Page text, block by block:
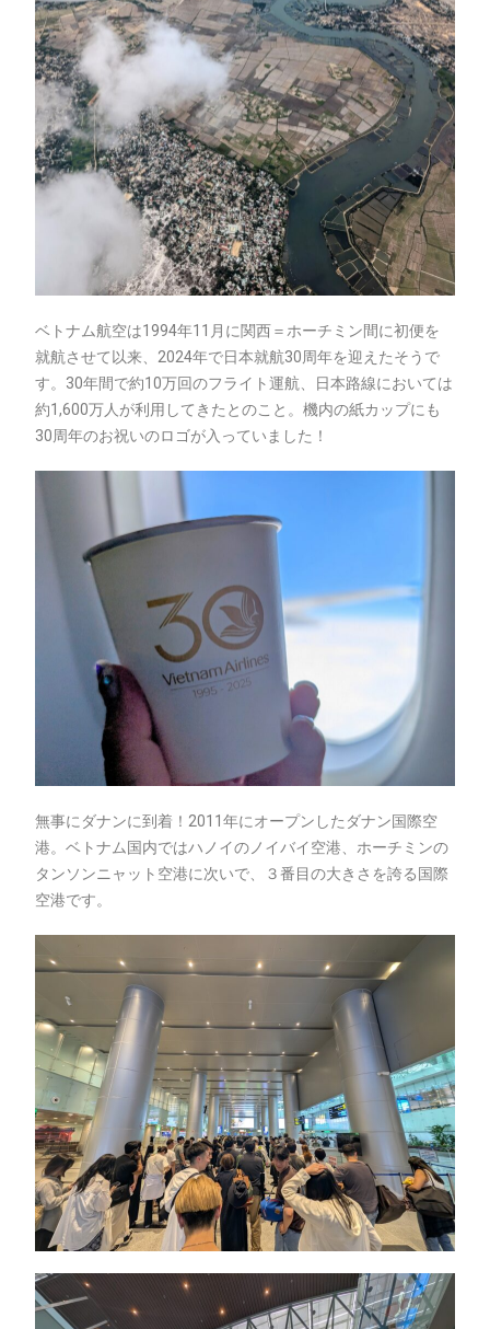
ベトナム航空は1994年11月に関西＝ホーチミン間に初便を
就航させて以来、2024年で日本就航30周年を迎えたそうで
す。30年間で約10万回のフライト運航、日本路線においては
約1,600万人が利用してきたとのこと。機内の紙カップにも
30周年のお祝いのロゴが入っていました！
無事にダナンに到着！2011年にオープンしたダナン国際空
港。ベトナム国内ではハノイのノイバイ空港、ホーチミンの
タンソンニャット空港に次いで、３番目の大きさを誇る国際
空港です。